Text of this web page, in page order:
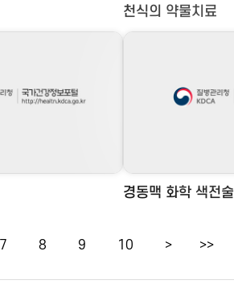
천식의 약물치료
경동맥 화학 색전술
7 8 9 10 > >>